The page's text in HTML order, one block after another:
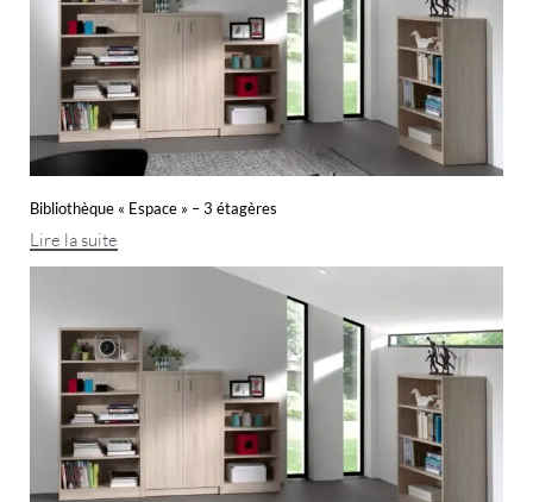
Bibliothèque « Espace » – 3 étagères
Lire la suite